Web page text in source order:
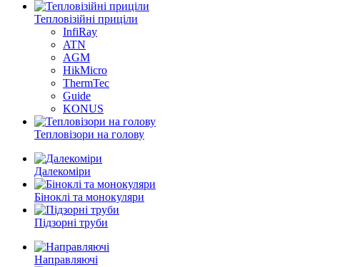
Тепловізійні приціли
InfiRay
ATN
AGM
HikMicro
ThermTec
Guide
KONUS
Тепловізори на голову
Далекоміри
Біноклі та монокуляри
Підзорні труби
Направляючі